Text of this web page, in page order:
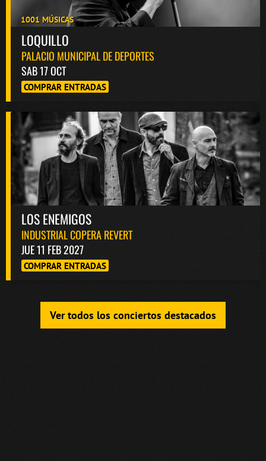
1001 MÚSICAS
LOQUILLO
PALACIO MUNICIPAL DE DEPORTES
SAB 17 OCT
COMPRAR ENTRADAS
LOS ENEMIGOS
INDUSTRIAL COPERA REVERT
JUE 11 FEB 2027
COMPRAR ENTRADAS
Ver todos los conciertos destacados